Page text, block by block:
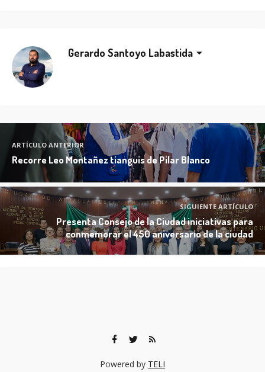
Gerardo Santoyo Labastida
ARTÍCULO ANTERIOR
Recorre Leo Montañez tianguis de Pilar Blanco
SIGUIENTE ARTÍCULO
Presenta Consejo de la Ciudad iniciativas para
conmemorar el 450 aniversario de la ciudad
Powered by TELI